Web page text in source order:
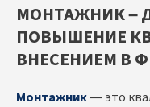
МОНТАЖНИК –
ПОВЫШЕНИЕ
ВНЕСЕНИЕМ В
Монтажник— это